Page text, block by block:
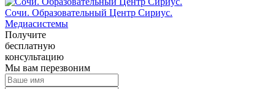
Сочи. Образовательный Центр Сириус.
Медиасистемы
Получите
бесплатную
консультацию
Мы вам перезвоним